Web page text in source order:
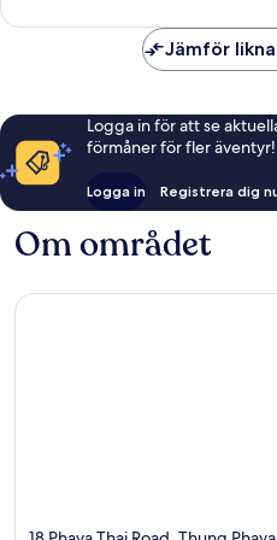
Jämför
Logga in för att se
förmåner för fler äventyr!
Logga in Registrera dig
Om området